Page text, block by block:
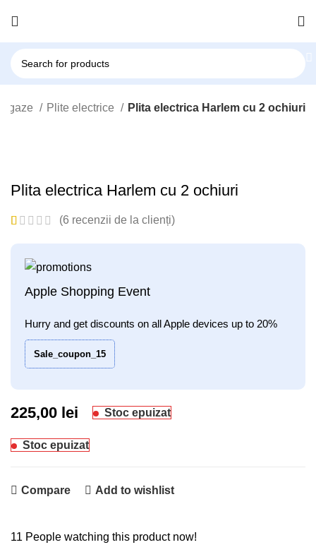
Plite electrice Plita electrica Harlem cu 2 ochiuri
Plita electrica Harlem cu 2 ochiuri
(6 recenzii de la clienți)
Apple Shopping Event
Hurry and get discounts on all Apple devices up to 20%
Sale_coupon_15
225,00 lei Stoc epuizat
Stoc epuizat
Compare Add to wishlist
11 People watching this product now!